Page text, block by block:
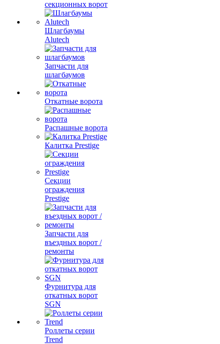
секционных ворот
Шлагбаумы
Alutech
Запчасти для
шлагбаумов
Откатные ворота
Распашные ворота
Калитка Prestige
Секции
ограждения
Prestige
Запчасти для
въездных ворот /
ремонты
Фурнитура для
откатных ворот
SGN
Роллеты серии
Trend